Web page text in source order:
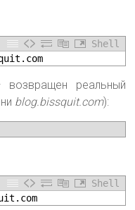
Shell
.com
возвращен реальный
blog.bissquit.com):
Shell
.com